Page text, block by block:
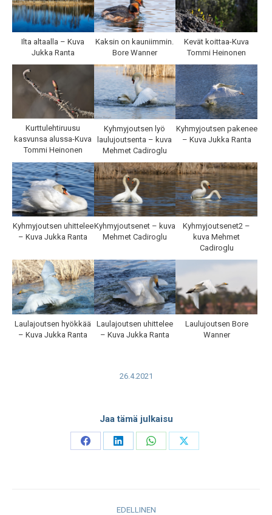
Ilta altaalla – Kuva
Jukka Ranta
Kaksin on kauniimmin.
Bore Wanner
Kevät koittaa-Kuva
Tommi Heinonen
Kurttulehtiruusu
kasvunsa alussa-Kuva
Tommi Heinonen
Kyhmyjoutsen lyö
laulujoutsenta – kuva
Mehmet Cadiroglu
Kyhmyjoutsen pakenee
– Kuva Jukka Ranta
Kyhmyjoutsen uhittelee
– Kuva Jukka Ranta
Kyhmyjoutsenet – kuva
Mehmet Cadiroglu
Kyhmyjoutsenet2 –
kuva Mehmet
Cadiroglu
Laulajoutsen hyökkää
– Kuva Jukka Ranta
Laulajoutsen uhittelee
– Kuva Jukka Ranta
Laulujoutsen Bore
Wanner
26.4.2021
Jaa tämä julkaisu
Share
Share
Share
Share
EDELLINEN